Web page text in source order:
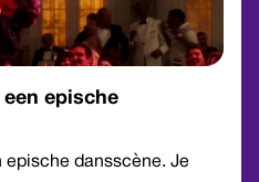
epische
epische dansscène. Je